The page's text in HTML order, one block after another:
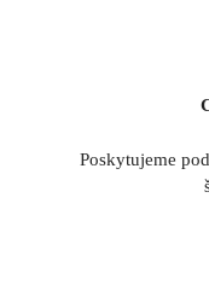
Poskytujeme